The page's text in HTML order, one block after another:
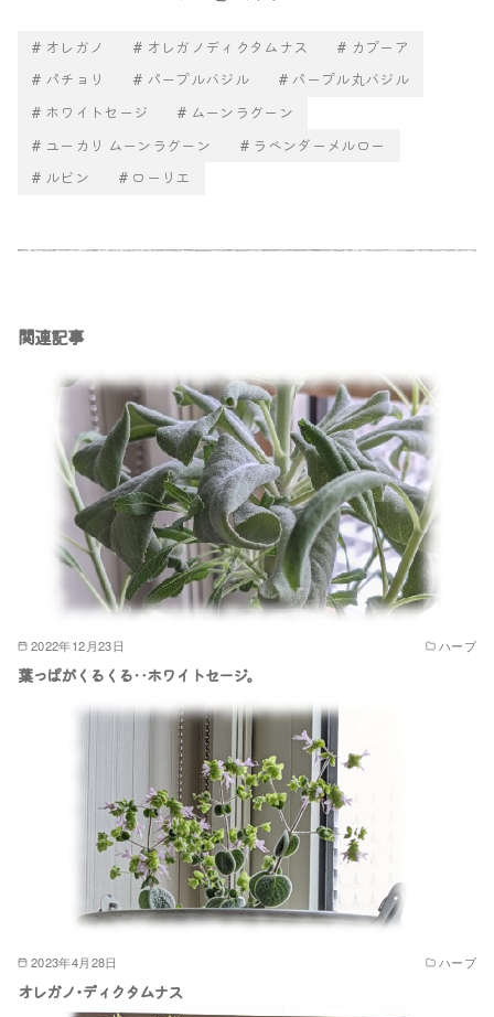
オレガノ オレガノディクタムナス
カプーア
パチョリ
パープルバジル
パープル丸バジル
ホワイトセージ
ムーンラグーン
ユーカリ ムーンラグーン
ラベンダーメルロー
ルビン
ローリエ
関連記事
2022年12月23日 ハーブ
葉っぱがくるくる‥ホワイトセージ｡
2023年4月28日 ハーブ
オレガノ･ディクタムナス